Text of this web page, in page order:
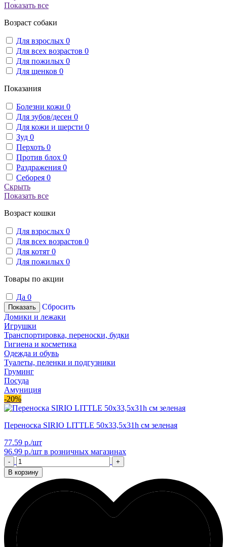
Показать все
Возраст собаки
Для взрослых 0
Для всех возрастов 0
Для пожилых 0
Для щенков 0
Показания
Болезни кожи 0
Для зубов/десен 0
Для кожи и шерсти 0
Зуд 0
Перхоть 0
Против блох 0
Раздражения 0
Себорея 0
Скрыть
Показать все
Возраст кошки
Для взрослых 0
Для всех возрастов 0
Для котят 0
Для пожилых 0
Товары по акции
Да 0
Показать
Сбросить
Домики и лежаки
Игрушки
Транспортировка, переноски, будки
Гигиена и косметика
Одежда и обувь
Туалеты, пеленки и подгузники
Груминг
Посуда
Амуниция
-20%
Переноска SIRIO LITTLE 50х33,5х31h см зеленая
77.59 р./шт
96.99 р./шт в розничных магазинах
-
+
В корзину